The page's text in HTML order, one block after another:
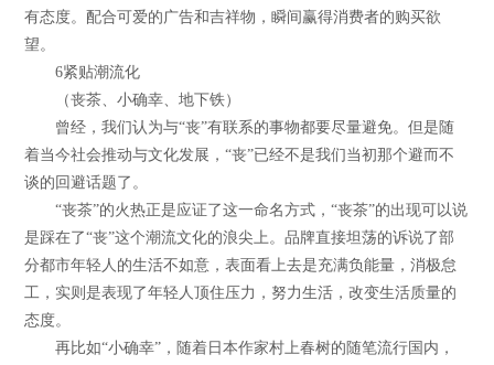
有态度。配合可爱的广告和吉祥物，瞬间赢得消费者的购买欲
望。
6紧贴潮流化
（丧茶、小确幸、地下铁）
曾经，我们认为与“丧”有联系的事物都要尽量避免。但是随
着当今社会推动与文化发展，“丧”已经不是我们当初那个避而不
谈的回避话题了。
“丧茶”的火热正是应证了这一命名方式，“丧茶”的出现可以说
是踩在了“丧”这个潮流文化的浪尖上。品牌直接坦荡的诉说了部
分都市年轻人的生活不如意，表面看上去是充满负能量，消极怠
工，实则是表现了年轻人顶住压力，努力生活，改变生活质量的
态度。
再比如“小确幸”，随着日本作家村上春树的随笔流行国内，